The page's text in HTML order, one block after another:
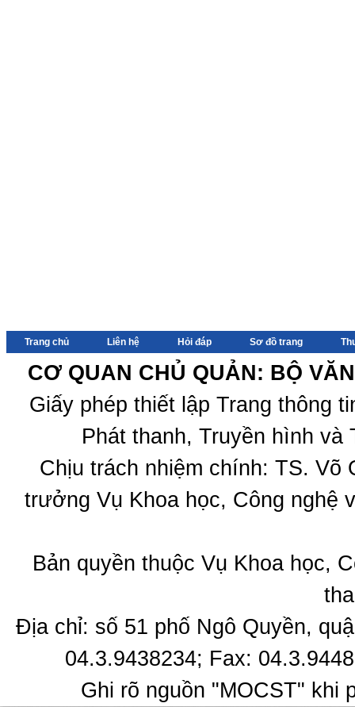
Trang chủ Liên hệ Hỏi đáp Sơ đồ trang
CƠ QUAN CHỦ QUẢN: BỘ
Giấy phép thiết lập Trang thông
Phát thanh, Truyền hình
Chịu trách nhiệm chính: TS.
trưởng Vụ Khoa học, Công nghệ
Bản quyền thuộc Vụ Khoa học,
Địa chỉ: số 51 phố Ngô Quyền,
04.3.9438234; Fax:
Ghi rõ nguồn "MOCST" khi